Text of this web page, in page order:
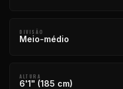
DIVISÃO
Meio-médio
ALTURA
6'1" (185 cm)